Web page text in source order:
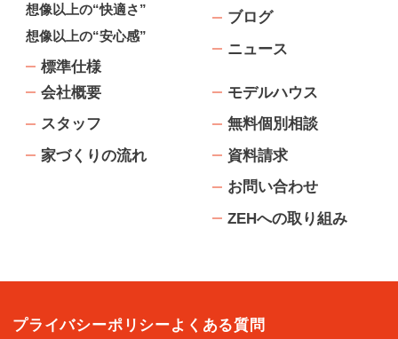
想像以上の“快適さ”
想像以上の“安心感”
標準仕様
会社概要
スタッフ
家づくりの流れ
ブログ
ニュース
モデルハウス
無料個別相談
資料請求
お問い合わせ
ZEHへの取り組み
プライバシーポリシーよくある質問